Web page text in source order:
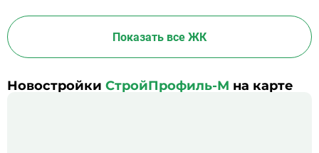
Показать все ЖК
Новостройки СтройПрофиль-М на карте